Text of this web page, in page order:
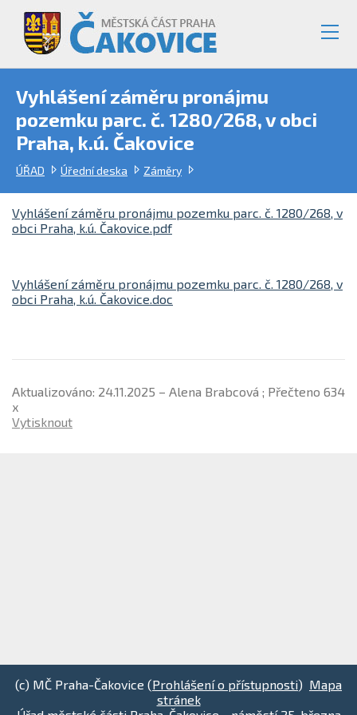
Vyhlášení záměru pronájmu
pozemku parc. č. 1280/268, v obci
Praha, k.ú. Čakovice
ÚŘAD Úřední deska Záměry
Vyhlášení záměru pronájmu pozemku parc. č. 1280/268, v
obci Praha, k.ú. Čakovice.pdf
Vyhlášení záměru pronájmu pozemku parc. č. 1280/268, v
obci Praha, k.ú. Čakovice.doc
Aktualizováno: 24.11.2025 – Alena Brabcová ; Přečteno 634
x
Vytisknout
(c) MČ Praha-Čakovice (Prohlášení o přístupnosti) Mapa
stránek